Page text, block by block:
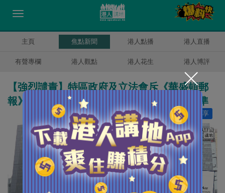
主頁 焦點新聞 港人點播 港人直播
有聲專欄 港人觀點 港人花生 港人博評
【強烈譴責】特區政府及立法會斥《華盛頓郵
報》抹黑國安附屬法例：盡顯偽善和雙重標準
分享
讚好 24